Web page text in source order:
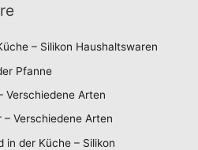
– Silikon Haushaltswaren
Pfanne
Verschiedene Arten
– Verschiedene Arten
in der Küche – Silikon